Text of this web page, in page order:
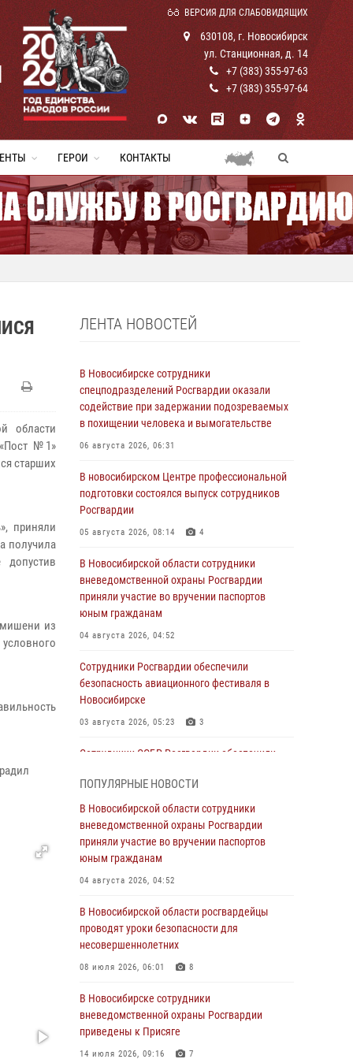
ВЕРСИЯ ДЛЯ СЛАБОВИДЯЩИХ
630108, г. Новосибирск
ул. Станционная, д. 14
+7 (383) 355-97-63
+7 (383) 355-97-64
ГЕРОИ КОНТАКТЫ
области
«Пост №1»
старших
приняли
получила
мишени из
ЛЕНТА НОВОСТЕЙ
В Новосибирске сотрудники
спецподразделений Росгвардии оказали
содействие при задержании подозреваемых
в похищении человека и вымогательстве
06 августа 2026, 06:31
В новосибирском Центре профессиональной
подготовки состоялся выпуск сотрудников
Росгвардии
05 августа 2026, 08:14 4
В Новосибирской области сотрудники
вневедомственной охраны Росгвардии
приняли участие во вручении паспортов
юным гражданам
04 августа 2026, 04:52
Сотрудники Росгвардии обеспечили
безопасность авиационного фестиваля в
Новосибирске
03 августа 2026, 05:23 3
Сотрудники СОБР Росгвардии обеспечили
обысков в рамках расследования серии
мошенничеств
31 июля 2026, 07:52
В Новосибирском военном институте
30 июля 2026, 08:11 8
При силовой поддержке бойцов ОМОН и
СОБР Росгвардии пресечена деятельность
сфере страхования
29 июля 2026, 05:19
В Новосибирске сотрудниками
ПОПУЛЯРНЫЕ НОВОСТИ
В Новосибирской области сотрудники
вневедомственной охраны Росгвардии
приняли участие во вручении паспортов
юным гражданам
04 августа 2026, 04:52
В Новосибирской области росгвардейцы
проводят уроки безопасности для
несовершеннолетних
08 июля 2026, 06:01 8
В Новосибирске сотрудники
вневедомственной охраны Росгвардии
приведены к Присяге
14 июля 2026, 09:16 7